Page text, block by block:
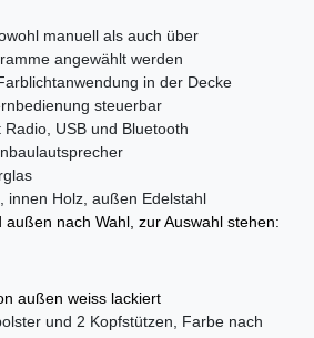
manuell als auch über
angewählt werden
in der Decke
steuerbar
USB und Bluetooth
innen Holz, außen Edelstahl
außen nach Wahl, zur Auswahl stehen:
außen weiss lackiert
und 2 Kopfstützen, Farbe nach